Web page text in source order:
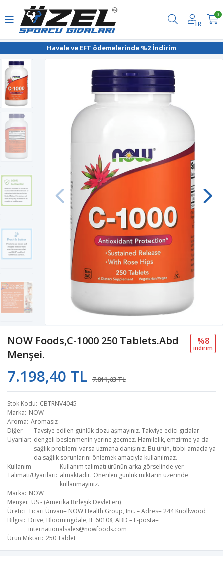
Havale ve EFT ödemelerinde %2 İndirim
TR
0
NOW Foods,C-1000 250 Tablets.abd
Menşei.
7.198,40 TL 7.811,83 TL
%8
i̇ndi̇ri̇m
Stok Kodu CBTRNV4045
Marka NOW
Aroma Aromasız
Diğer
Uyarılar
Tavsiye edilen günlük dozu aşmayınız. Takviye edici gıdalar
dengeli beslenmenin yerine geçmez. Hamilelik, emzirme ya da
sağlık problemi varsa uzmana danışınız. Bu ürün, tıbbi amaçla ya
da sağlık sorunlarını önlemek amacıyla kullanılmaz.
Kullanım
Talimatı/Uyarıları
Kullanım talimatı ürünün arka görselinde yer
almaktadır. Önerilen günlük miktarın üzerinde
kullanmayınız.
Marka NOW
Menşei US - (Amerika Birleşik Devletleri)
Üretici
Bilgisi
Ticari Ünvan= NOW Health Group, Inc. – Adres= 244 Knollwood
Drive, Bloomingdale, IL 60108, ABD – E-posta=
internationalsales@nowfoods.com
Ürün Miktarı 250 Tablet